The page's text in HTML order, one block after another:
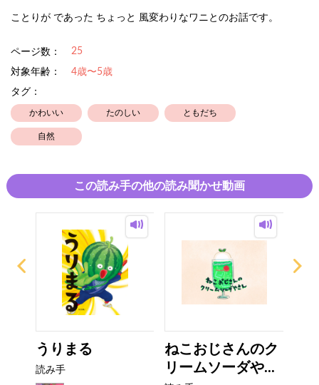
ことりが であった ちょっと 風変わりなワニとのお話です。
ページ数： 25
対象年齢：
4歳〜5歳
タグ：
かわいい たのしい ともだち
自然
この読み手の他の読み聞かせ動画
うりまる
読み手
ねこおじさんのク
リームソーダや...